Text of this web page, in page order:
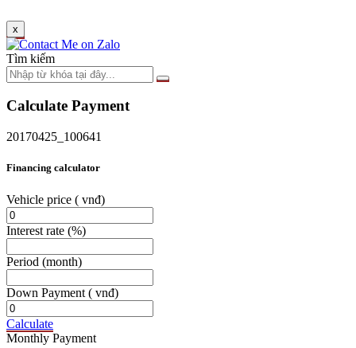
x
Tìm kiếm
Calculate Payment
20170425_100641
Financing calculator
Vehicle price ( vnđ)
Interest rate (%)
Period (month)
Down Payment ( vnđ)
Calculate
Monthly Payment